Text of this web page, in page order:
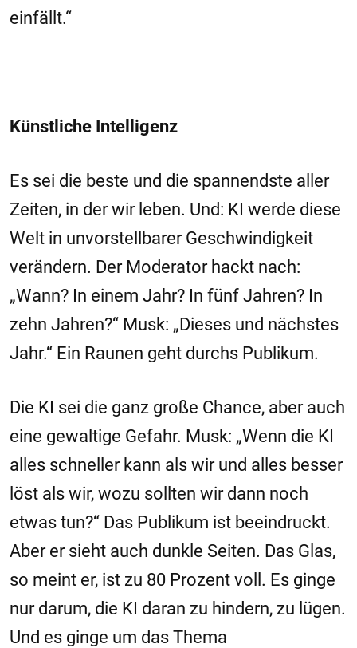
einfällt.“
Künstliche Intelligenz
Es sei die beste und die spannendste aller
Zeiten, in der wir leben. Und: KI werde diese
Welt in unvorstellbarer Geschwindigkeit
verändern. Der Moderator hackt nach:
„Wann? In einem Jahr? In fünf Jahren? In
zehn Jahren?“ Musk: „Dieses und nächstes
Jahr.“ Ein Raunen geht durchs Publikum.
Die KI sei die ganz große Chance, aber auch
eine gewaltige Gefahr. Musk: „Wenn die KI
alles schneller kann als wir und alles besser
löst als wir, wozu sollten wir dann noch
etwas tun?“ Das Publikum ist beeindruckt.
Aber er sieht auch dunkle Seiten. Das Glas,
so meint er, ist zu 80 Prozent voll. Es ginge
nur darum, die KI daran zu hindern, zu lügen.
Und es ginge um das Thema